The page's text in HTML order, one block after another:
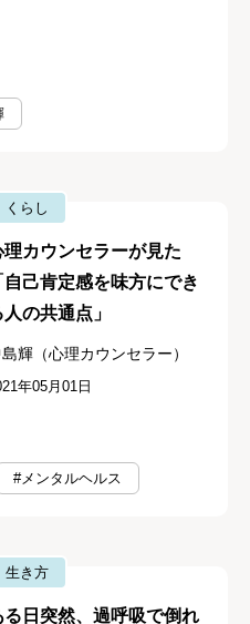
くらし
理カウンセラーが見た
自己肯定感を味方にでき
人の共通点」
輝（心理カウンセラー）
年05月01日
#メンタルヘルス
生き方
る日突然、過呼吸で倒れ